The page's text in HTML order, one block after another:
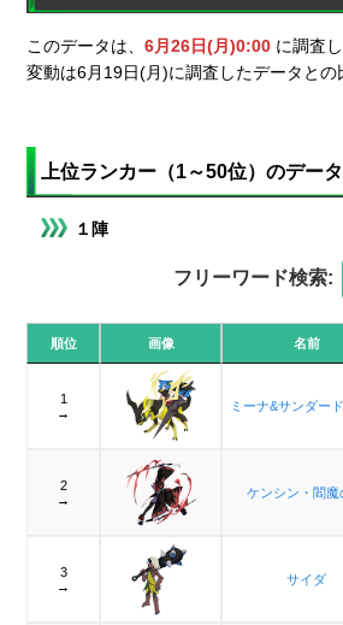
このデータは、6月26日(月)0:00 に調査
変動は6月19日(月)に調査したデータとの
上位ランカー（1～50位）のデータ
１陣
フリーワード検索:
順位 画像 名前
1
→
ミーナ&サンダー
2
→
ケンシン・閻魔
3
→
サイダ